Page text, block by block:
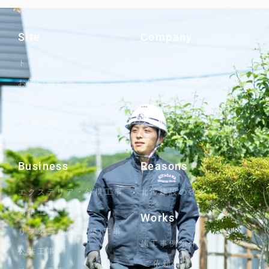
Site
トップページ
お問い合わせ
Company
代表メッセージ
沿革
スタッフブログ
Business
エクステリア・外構工事
新築工事
リフォーム(増改築)工事
公共工事
Reasons
北澤建設の強み
Works
施工事例紹介
ご依頼の流れ